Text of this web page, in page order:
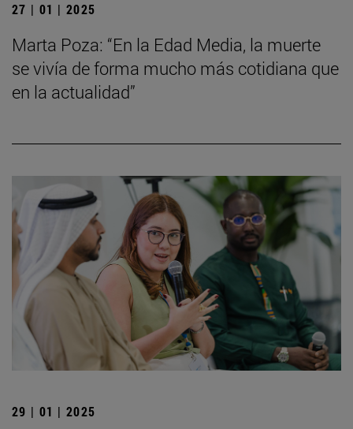
27 | 01 | 2025
Marta Poza: “En la Edad Media, la muerte
se vivía de forma mucho más cotidiana que
en la actualidad”
29 | 01 | 2025